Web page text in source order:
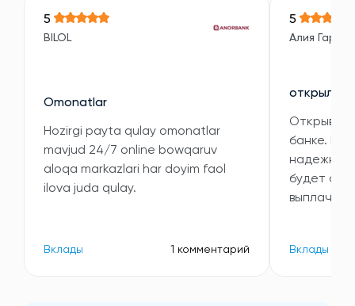
5
BILOL
Omonatlar
Hozirgi payta qulay omonatlar
mavjud 24/7 online bowqaruv
aloqa markazlari har doyim faol
ilova juda qulay.
Вклады 1 комментарий
5
Алия
открыла
банке.
будет
Вклады